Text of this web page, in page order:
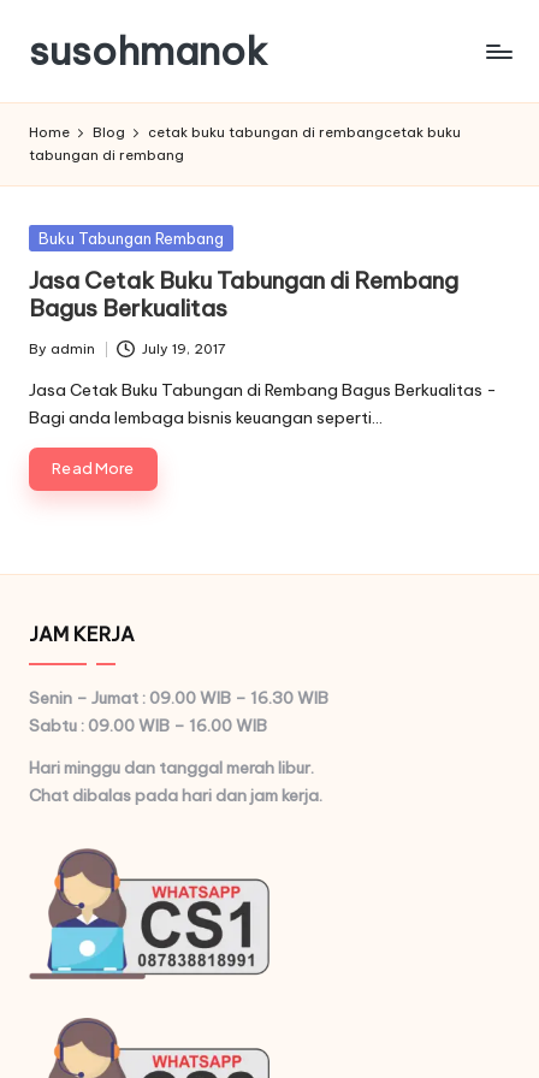
Skip
content
susohmanok
Home Blog
cetak buku tabungan di rembangcetak buku
tabungan di rembang
Posted
Buku Tabungan Rembang
Jasa Cetak Buku Tabungan di Rembang
Bagus Berkualitas
Posted
by
By admin July 19, 2017
Jasa Cetak Buku Tabungan di Rembang Bagus Berkualitas -
Bagi anda lembaga bisnis keuangan seperti…
Read More
JAM KERJA
Senin – Jumat : 09.00 WIB – 16.30 WIB
Sabtu : 09.00 WIB – 16.00 WIB
Hari minggu dan tanggal merah libur.
Chat dibalas pada hari dan jam kerja.